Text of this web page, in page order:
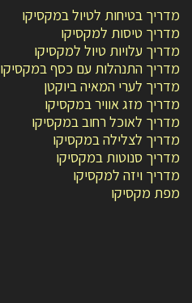
מדריך בטיחות לטיול במקסיקו
מדריך טיסות למקסיקו
מדריך עלויות טיול למקסיקו
מדריך התנהלות עם כסף במקסיקו
מדריך לערי המאיה ביוקטן
מדריך מזג אוויר במקסיקו
מדריך לאוכל רחוב במקסיקו
מדריך לצלילה במקסיקו
מדריך סנוטות במקסיקו
מדריך ויזה למקסיקו
מפת מקסיקו